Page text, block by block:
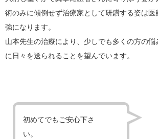
術のみに傾倒せず治療家として研鑽する姿は
強になります。
山本先生の治療により、少しでも多くの方の
に日々を送られることを望んでいます。
初めてでもご安心下さ
い。